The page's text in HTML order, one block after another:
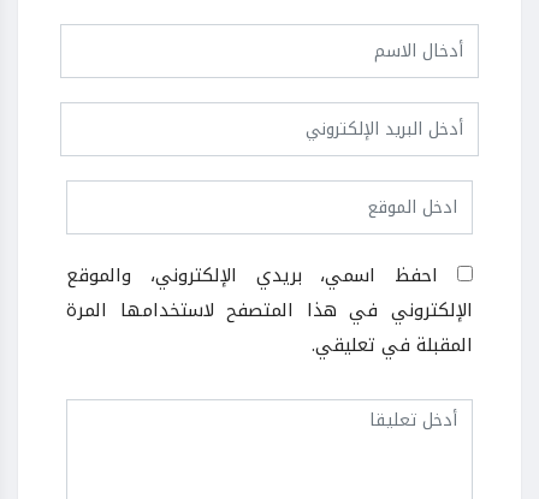
احفظ اسمي، بريدي الإلكتروني، والموقع
الإلكتروني في هذا المتصفح لاستخدامها المرة
المقبلة في تعليقي.